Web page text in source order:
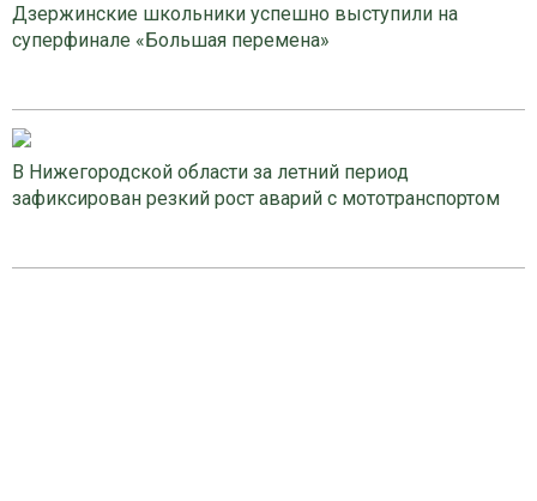
Дзержинские школьники успешно выступили на
суперфинале «Большая перемена»
В Нижегородской области за летний период
зафиксирован резкий рост аварий с мототранспортом